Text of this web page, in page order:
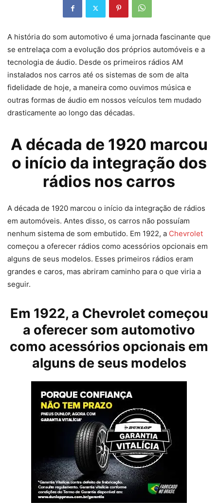
A história do som automotivo é uma jornada fascinante que
se entrelaça com a evolução dos próprios automóveis e a
tecnologia de áudio. Desde os primeiros rádios AM
instalados nos carros até os sistemas de som de alta
fidelidade de hoje, a maneira como ouvimos música e
outras formas de áudio em nossos veículos tem mudado
drasticamente ao longo das décadas.
A década de 1920 marcou
o início da integração dos
rádios nos carros
A década de 1920 marcou o início da integração de rádios
em automóveis. Antes disso, os carros não possuíam
nenhum sistema de som embutido. Em 1922, a Chevrolet
começou a oferecer rádios como acessórios opcionais em
alguns de seus modelos. Esses primeiros rádios eram
grandes e caros, mas abriram caminho para o que viria a
seguir.
Em 1922, a Chevrolet começou
a oferecer som automotivo
como acessórios opcionais em
alguns de seus modelos